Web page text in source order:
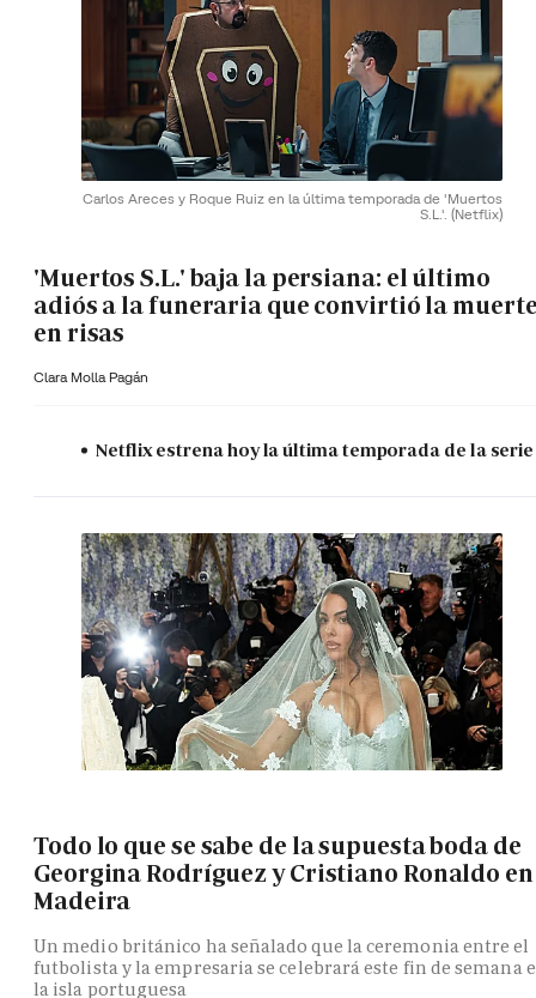
Carlos Areces y Roque Ruiz en la última temporada de 'Muertos
S.L.'. (Netflix)
'Muertos S.L.' baja la persiana: el último
adiós a la funeraria que convirtió la
en risas
Clara Molla Pagán
Netflix estrena hoy la última temporada de la serie
Todo lo que se sabe de la supuesta boda de
Georgina Rodríguez y Cristiano Ronaldo en
Madeira
Un medio británico ha señalado que la ceremonia entre el
futbolista y la empresaria se celebrará este fin de semana
la isla portuguesa